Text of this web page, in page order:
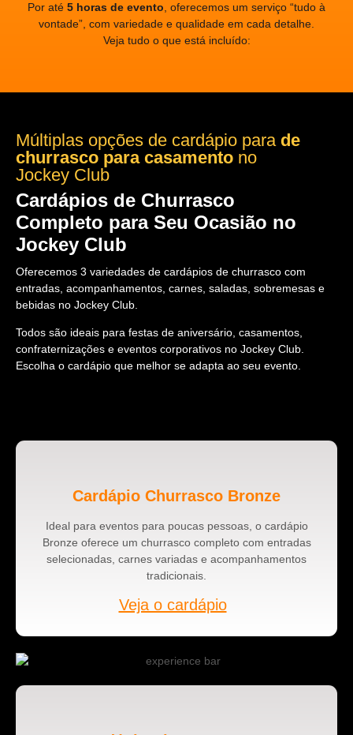
Por até 5 horas de evento , oferecemos um serviço “tudo à
vontade”, com variedade e qualidade em cada detalhe.
Veja tudo o que está incluído:
Múltiplas opções de cardápio para de
churrasco para casamento no
Jockey Club
Cardápios de Churrasco
Completo para Seu Ocasião no
Jockey Club
Oferecemos 3 variedades de cardápios de churrasco com
entradas, acompanhamentos, carnes, saladas, sobremesas e
bebidas no Jockey Club.
Todos são ideais para festas de aniversário, casamentos,
confraternizações e eventos corporativos no Jockey Club.
Escolha o cardápio que melhor se adapta ao seu evento.
Cardápio Churrasco Bronze
Ideal para eventos para poucas pessoas, o cardápio
Bronze oferece um churrasco completo com entradas
selecionadas, carnes variadas e acompanhamentos
tradicionais.
Veja o cardápio